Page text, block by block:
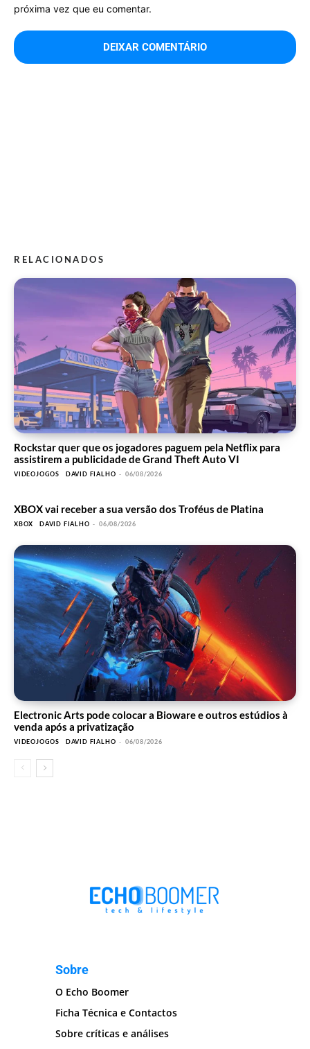
próxima vez que eu comentar.
RELACIONADOS
Rockstar quer que os jogadores paguem pela Netflix para
assistirem a publicidade de Grand Theft Auto VI
VIDEOJOGOS DAVID FIALHO - 06/08/2026
XBOX vai receber a sua versão dos Troféus de Platina
XBOX DAVID FIALHO - 06/08/2026
Electronic Arts pode colocar a Bioware e outros estúdios à
venda após a privatização
VIDEOJOGOS DAVID FIALHO - 06/08/2026
Sobre
O Echo Boomer
Ficha Técnica e Contactos
Sobre críticas e análises